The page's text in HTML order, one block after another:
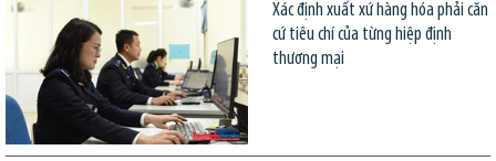
Xác định xuất xứ hàng hóa phải căn
cứ tiêu chí của từng hiệp định
thương mại